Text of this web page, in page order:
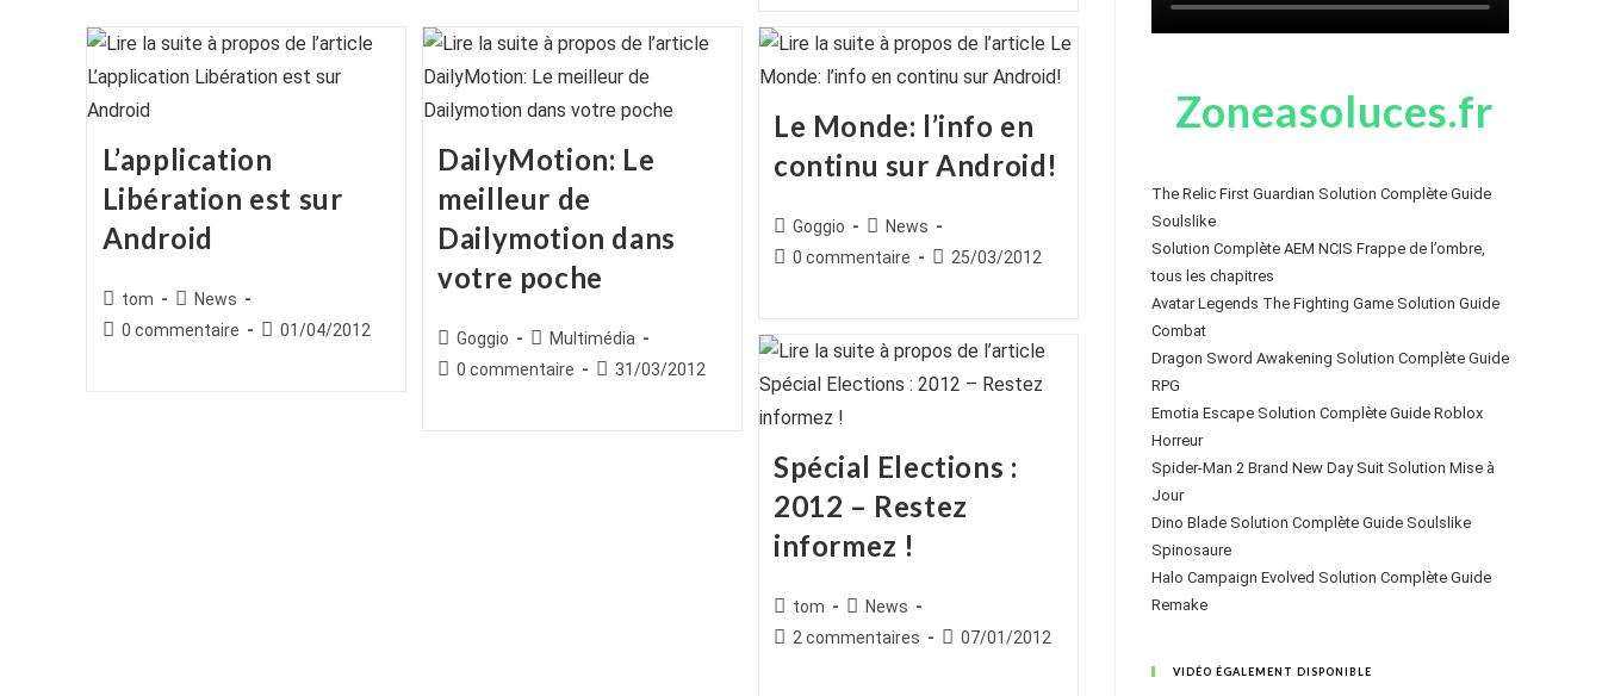
publication :
L’application
Libération est sur
Android
Auteur/autrice
de
tom
Post
category:
News
Commentaires
0 commentaire
Publication
01/04/2012
DailyMotion: Le
meilleur de
Dailymotion dans
votre poche
Auteur/autrice
de
Goggio
Post
category:
Multimédia
Commentaires
0 commentaire
Publication
31/03/2012
Le Monde: l’info en
continu sur Android!
Auteur/autrice
de
Goggio
Post
category:
News
Commentaires
publication :
0 commentaire
Publication
25/03/2012
Spécial Elections :
2012 – Restez
informez !
Auteur/autrice
de
tom
Post
category:
News
Commentaires
2 commentaires
Publication
07/01/2012
Zoneasoluces.fr
The Relic First Guardian Solution Complète Guide
Soulslike
Solution Complète AEM NCIS Frappe de l’ombre,
tous les chapitres
Avatar Legends The Fighting Game Solution Guide
Combat
Dragon Sword Awakening Solution Complète Guide
RPG
Emotia Escape Solution Complète Guide Roblox
Horreur
Spider-Man 2 Brand New Day Suit Solution Mise à
Jour
Dino Blade Solution Complète Guide Soulslike
Spinosaure
Halo Campaign Evolved Solution Complète Guide
Remake
VIDÉO ÉGALEMENT DISPONIBLE